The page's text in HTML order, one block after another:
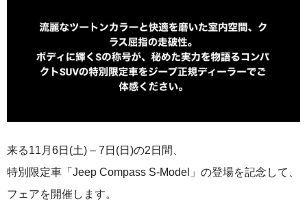
来る11月6日(土) – 7日(日)の2日間、
特別限定車「Jeep Compass S-Model」の登場を記念して、
フェアを開催します。